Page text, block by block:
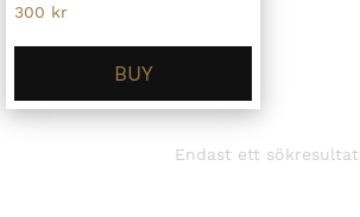
300 kr
BUY
Endast ett sökresultat